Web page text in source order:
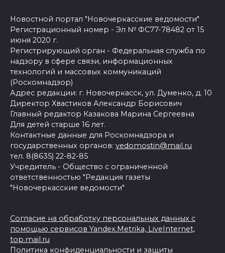
Новостной портал "Новочеркасские ведомости"
Регистрационный номер - Эл № ФС77-78482 от 15
июня 2020 г.
Регистрирующий орган - Федеральная служба по
надзору в сфере связи, информационных
технологий и массовых коммуникаций
(Роскомнадзор)
Адрес редакции: г. Новочеркасск, ул. Думенко, д. 10
Директор Хвастиков Александр Борисович
Главный редактор Казакова Марина Сергеевна
Для детей старше 16 лет.
Контактные данные для Роскомнадзора и
государственных органов: vedomostin@mail.ru
тел. 8(8635) 22-82-85
Учредитель - Общество с ограниченной
ответственностью "Редакция газеты
"Новочеркасские ведомости"
Согласие на обработку персональных данных с
помощью сервисов Yandex.Metrika, LiveInternet,
top.mail.ru
Политика конфиденциальности и защиты